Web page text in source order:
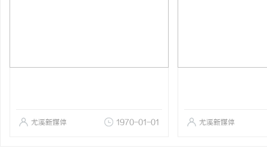
尤溪新媒体 1970-01-01 尤溪新媒体